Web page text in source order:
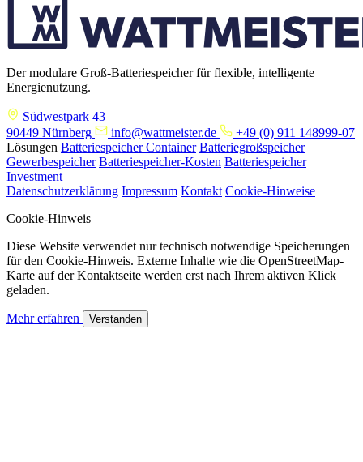
Der modulare Groß-Batteriespeicher für flexible, intelligente
Energienutzung.
Südwestpark 43
90449 Nürnberg
info@wattmeister.de
+49 (0) 911 148999-07
Lösungen Batteriespeicher Container Batteriegroßspeicher
Gewerbespeicher Batteriespeicher-Kosten Batteriespeicher
Investment
Datenschutzerklärung Impressum Kontakt Cookie-Hinweise
Cookie-Hinweis
Diese Website verwendet nur technisch notwendige Speicherungen
für den Cookie-Hinweis. Externe Inhalte wie die OpenStreetMap-
Karte auf der Kontaktseite werden erst nach Ihrem aktiven Klick
geladen.
Mehr erfahren Verstanden